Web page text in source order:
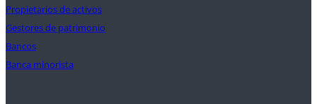
Propietarios de activos
Gestores de patrimonio
Bancos
Banca minorista